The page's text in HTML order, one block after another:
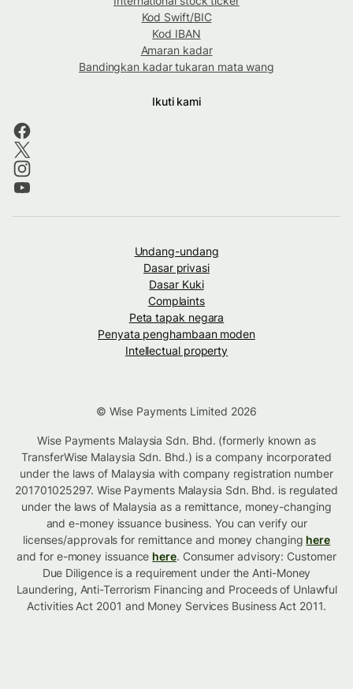
Kod Swift/BIC
Kod IBAN
Amaran kadar
Bandingkan kadar tukaran mata wang
Ikuti kami
Undang-undang
Dasar privasi
Dasar Kuki
Complaints
Peta tapak negara
Penyata penghambaan moden
Intellectual property
© Wise Payments Limited 2026
Wise Payments Malaysia Sdn. Bhd. (formerly known as
TransferWise Malaysia Sdn. Bhd.) is a company incorporated
under the laws of Malaysia with company registration number
201701025297. Wise Payments Malaysia Sdn. Bhd. is regulated
under the laws of Malaysia as a remittance, money-changing
and e-money issuance business. You can verify our
licenses/approvals for remittance and money changing here
and for e-money issuance here. Consumer advisory: Customer
Due Diligence is a requirement under the Anti-Money
Laundering, Anti-Terrorism Financing and Proceeds of Unlawful
Activities Act 2001 and Money Services Business Act 2011.